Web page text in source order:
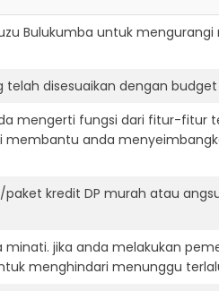
Bulukumba untuk mengurangi
disesuaikan dengan
mengerti fungsi dari fitur-fitur
anda
kredit DP murah atau
jika anda melakukan
menghindari menunggu